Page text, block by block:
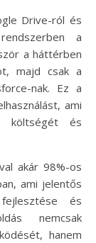
Drive-ról és
a
a háttérben
majd csak a
nak. Ez a
ami
költségét és
akár 98%-os
ami jelentős
és
nemcsak
hanem